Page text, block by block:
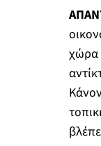
χώρα